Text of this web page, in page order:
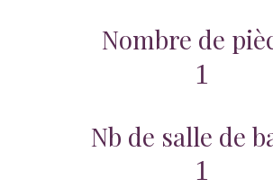
Nombre de
1
Nb de salle de
1